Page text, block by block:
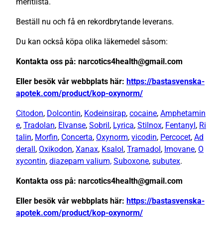
Beställ nu och få en rekordbrytande leverans.
Du kan också köpa olika läkemedel såsom:
Kontakta oss på: narcotics4health@gmail.com
Eller besök vår webbplats här: https://bastasvenska-
apotek.com/product/kop-oxynorm/
Citodon, Dolcontin, Kodeinsirap, cocaine, Amphetamin
e, Tradolan, Elvanse, Sobril , Lyrica, Stilnox, Fentanyl , Ri
talin, Morfin, Concerta, Oxynorm, vicodin, Percocet, Ad
derall , Oxikodon, Xanax, Ksalol , Tramadol , Imovane, O
xycontin, diazepam valium, Suboxone, subutex.
Kontakta oss på: narcotics4health@gmail.com
Eller besök vår webbplats här: https://bastasvenska-
apotek.com/product/kop-oxynorm/